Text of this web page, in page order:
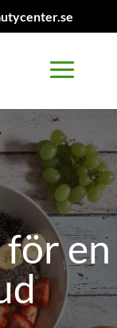
en